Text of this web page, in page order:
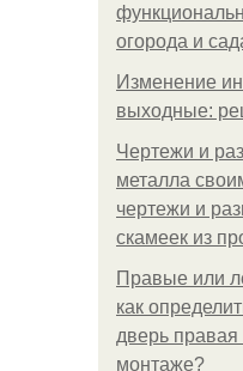
огорода и
Изменение
выходные:
Чертежи и
металла
чертежи и
скамеек из
Правые или
как
дверь
монтаже?